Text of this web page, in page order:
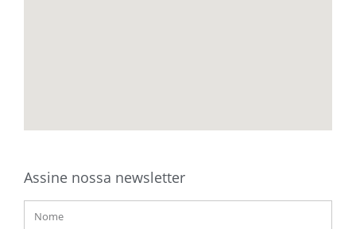
Assine nossa newsletter